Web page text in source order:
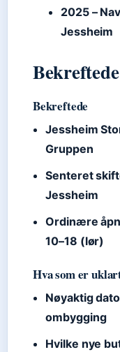
2025–
Jessheim
Bekreftede
Jessheim
Gruppen
Senteret
Jessheim
Ordinære
10–18 (lør)
Hva som er
Nøyaktig
ombygging
Hvilke nye